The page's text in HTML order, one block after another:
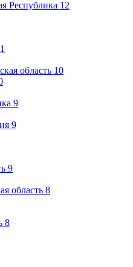
Республика 12
область 10
9
9
9
область 8
8